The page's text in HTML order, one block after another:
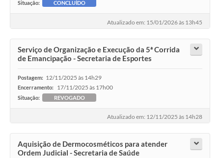
Situação: CONCLUÍDO
Atualizado em: 15/01/2026 às 13h45
Serviço de Organização e Execução da 5ª Corrida
de Emancipação - Secretaria de Esportes
Postagem: 12/11/2025 às 14h29
Encerramento: 17/11/2025 às 17h00
Situação: REVOGADO
Atualizado em: 12/11/2025 às 14h28
Aquisição de Dermocosméticos para atender
Ordem Judicial - Secretaria de Saúde